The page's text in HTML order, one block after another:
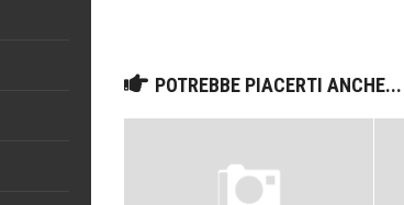
POTREBBE PIACERTI ANCHE...